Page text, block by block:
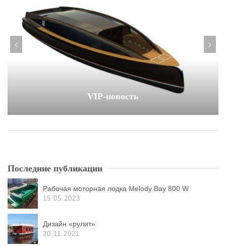
VIP-новость
Последние публикации
Рабочая моторная лодка Melody Bay 800 W
15.05.2023
Дизайн «рулит»
20.11.2021